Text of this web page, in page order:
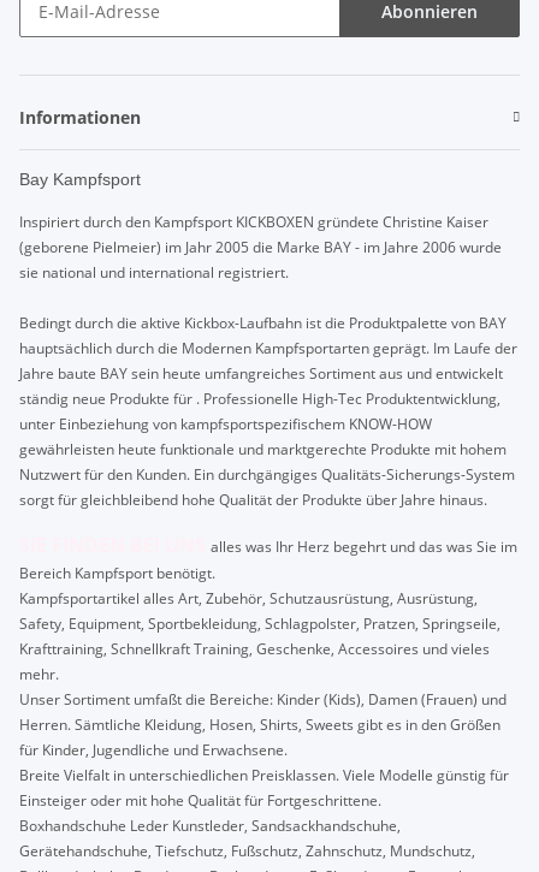
Abonnieren
Informationen
Bay Kampfsport
Inspiriert durch den Kampfsport KICKBOXEN gründete Christine Kaiser
(geborene Pielmeier) im Jahr 2005 die Marke BAY - im Jahre 2006 wurde
sie national und international registriert.
Bedingt durch die aktive Kickbox-Laufbahn ist die Produktpalette von BAY
hauptsächlich durch die Modernen Kampfsportarten geprägt. Im Laufe der
Jahre baute BAY sein heute umfangreiches Sortiment aus und entwickelt
ständig neue Produkte für . Professionelle High-Tec Produktentwicklung,
unter Einbeziehung von kampfsportspezifischem KNOW-HOW
gewährleisten heute funktionale und marktgerechte Produkte mit hohem
Nutzwert für den Kunden. Ein durchgängiges Qualitäts-Sicherungs-System
sorgt für gleichbleibend hohe Qualität der Produkte über Jahre hinaus.
alles was Ihr Herz begehrt und das was Sie im
Bereich Kampfsport benötigt.
Kampfsportartikel alles Art, Zubehör, Schutzausrüstung, Ausrüstung,
Safety, Equipment, Sportbekleidung, Schlagpolster, Pratzen, Springseile,
Krafttraining, Schnellkraft Training, Geschenke, Accessoires und vieles
mehr.
Unser Sortiment umfaßt die Bereiche: Kinder (Kids), Damen (Frauen) und
Herren. Sämtliche Kleidung, Hosen, Shirts, Sweets gibt es in den Größen
für Kinder, Jugendliche und Erwachsene.
Breite Vielfalt in unterschiedlichen Preisklassen. Viele Modelle günstig für
Einsteiger oder mit hohe Qualität für Fortgeschrittene.
Boxhandschuhe Leder Kunstleder, Sandsackhandschuhe,
Gerätehandschuhe, Tiefschutz, Fußschutz, Zahnschutz, Mundschutz,